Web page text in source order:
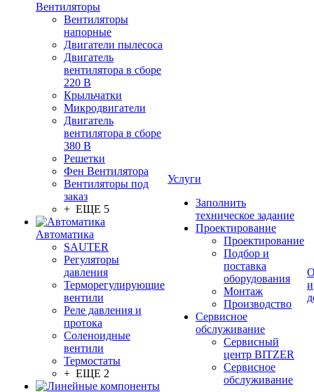
Вентиляторы
Вентиляторы
напорные
Двигатели пылесоса
Двигатель
вентилятора в сборе
220 В
Крыльчатки
Микродвигатели
Двигатель
вентилятора в сборе
380 В
Решетки
Фен Вентилятора
Вентиляторы под
заказ
+ ЕЩЕ 5
Автоматика
SAUTER
Регуляторы
давления
Терморегулирующие
вентили
Реле давления и
протока
Соленоидные
вентили
Термостаты
+ ЕЩЕ 2
Услуги
Заполнить
техническое задание
Проектирование
Проектирование
Подбор и
поставка
оборудования
Монтаж
Производство
Сервисное
обслуживание
Сервисный
центр BITZER
Сервисное
обслуживание
и